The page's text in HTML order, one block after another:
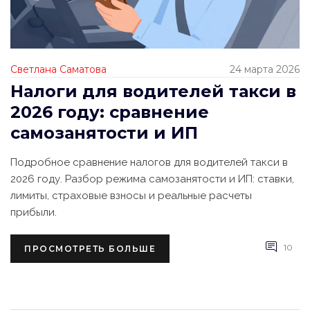
Светлана Саматова 24 марта 2026
Налоги для водителей такси в
2026 году: сравнение
самозанятости и ИП
Подробное сравнение налогов для водителей такси в
2026 году. Разбор режима самозанятости и ИП: ставки,
лимиты, страховые взносы и реальные расчеты
прибыли.
ПРОСМОТРЕТЬ БОЛЬШЕ 10